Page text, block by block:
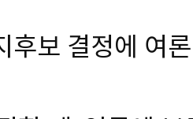
보 결정에 여